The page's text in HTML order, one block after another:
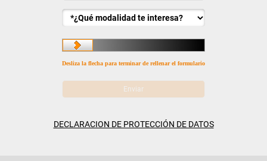
Desliza la flecha para terminar de rellenar el formulario
DECLARACION DE PROTECCIÓN DE DATOS